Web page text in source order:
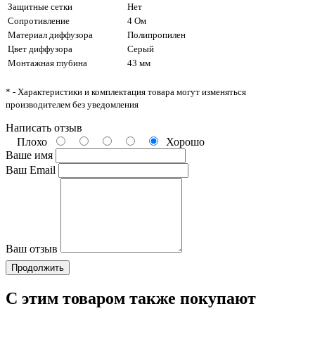
Защитные сетки
Нет
Сопротивление
4 Ом
Материал диффузора
Полипропилен
Цвет диффузора
Серый
Монтажная глубина
43 мм
* - Характеристики и комплектация товара могут изменяться
производителем без уведомления
Написать отзыв
Плохо
Хорошо
Ваше имя
Ваш Email
Ваш отзыв
Продолжить
С этим товаром также покупают